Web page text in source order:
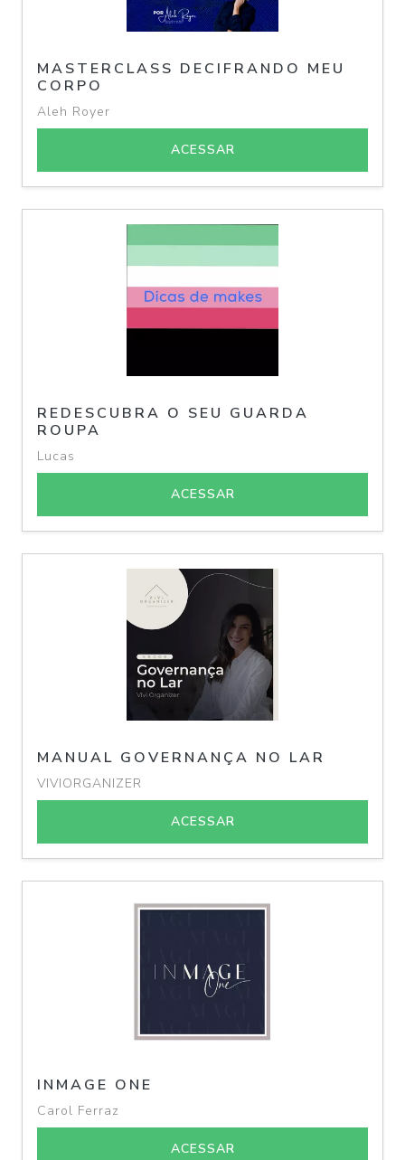
MASTERCLASS DECIFRANDO MEU
CORPO
Aleh Royer
ACESSAR
REDESCUBRA O SEU GUARDA
ROUPA
Lucas
ACESSAR
MANUAL GOVERNANÇA NO LAR
VIVIORGANIZER
ACESSAR
INMAGE ONE
Carol Ferraz
ACESSAR